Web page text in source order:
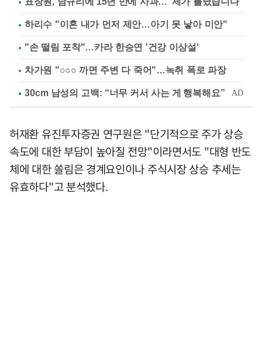
하리수 "이혼 내가 먼저 제안…아기 못 낳아 미안"
"손 떨림 포착"…카라 한승연 '건강 이상설'
차가원 "○○○ 까면 주변 다 죽어"…녹취 폭로 파장
허재환 유진투자증권 연구원은 "단기적으로 주가 상승
속도에 대한 부담이 높아질 전망"이라면서도 "대형 반도
체에 대한 쏠림은 경계요인이나 주식시장 상승 추세는
유효하다"고 분석했다.